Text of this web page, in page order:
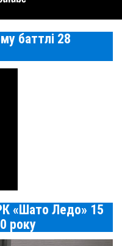
баттлі 28
«Шато Ледо» 15
року